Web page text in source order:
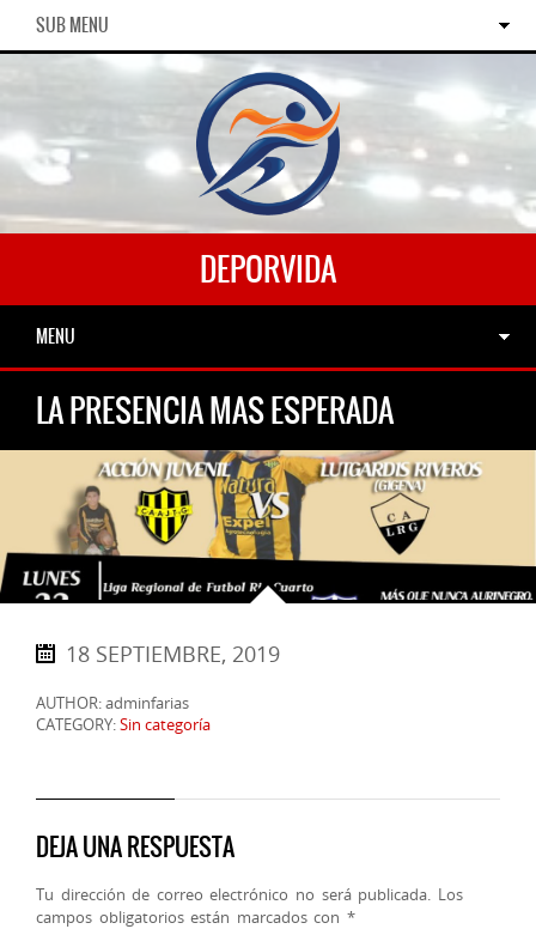
SUB MENU
DEPORVIDA
MENU
LA PRESENCIA MAS ESPERADA
18 SEPTIEMBRE, 2019
AUTHOR: adminfarias
CATEGORY:Sin categoría
DEJA UNA RESPUESTA
Tu dirección de correo electrónico no será publicada. Los
campos obligatorios están marcados con *